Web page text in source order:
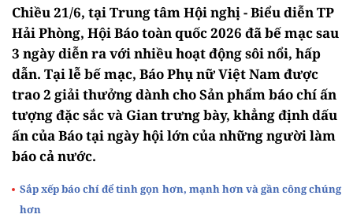
Chiều 21/6, tại Trung tâm Hội nghị - Biểu diễn TP
Hải Phòng, Hội Báo toàn quốc 2026 đã bế mạc sau
3 ngày diễn ra với nhiều hoạt động sôi nổi, hấp
dẫn. Tại lễ bế mạc, Báo Phụ nữ Việt Nam được
trao 2 giải thưởng dành cho Sản phẩm báo chí ấn
tượng đặc sắc và Gian trưng bày, khẳng định dấu
ấn của Báo tại ngày hội lớn của những người làm
báo cả nước.
Sắp xếp báo chí để tinh gọn hơn, mạnh hơn và gần công chúng
hơn